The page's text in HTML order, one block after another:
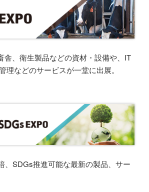
舎、衛生製品などの資材・設備や、IT
理などのサービスが一堂に出展。
、SDGs推進可能な最新の製品、サー